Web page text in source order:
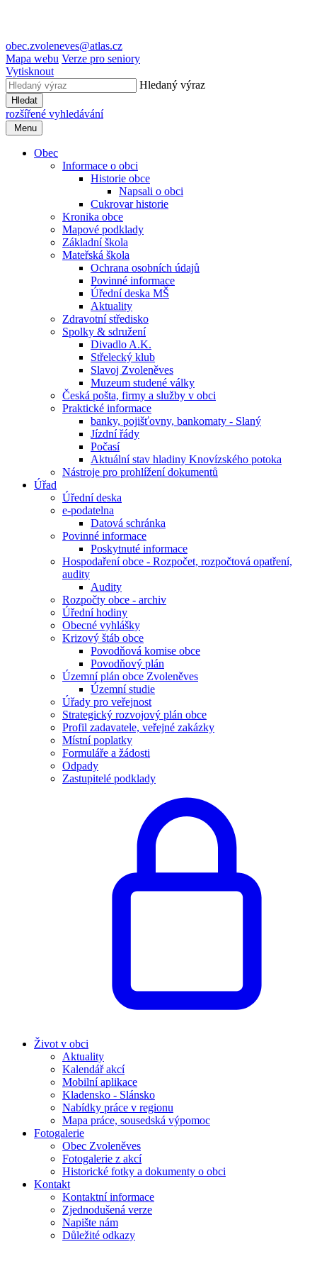
obec.zvoleneves@atlas.cz
Mapa webu Verze pro seniory
Vytisknout
Hledaný výraz
Hledat
rozšířené vyhledávání
Menu
Obec
Informace o obci
Historie obce
Napsali o obci
Cukrovar historie
Kronika obce
Mapové podklady
Základní škola
Mateřská škola
Ochrana osobních údajů
Povinné informace
Úřední deska MŠ
Aktuality
Zdravotní středisko
Spolky & sdružení
Divadlo A.K.
Střelecký klub
Slavoj Zvoleněves
Muzeum studené války
Česká pošta, firmy a služby v obci
Praktické informace
banky, pojišťovny, bankomaty - Slaný
Jízdní řády
Počasí
Aktuální stav hladiny Knovízského potoka
Nástroje pro prohlížení dokumentů
Úřad
Úřední deska
e-podatelna
Datová schránka
Povinné informace
Poskytnuté informace
Hospodaření obce - Rozpočet, rozpočtová opatření,
audity
Audity
Rozpočty obce - archiv
Úřední hodiny
Obecné vyhlášky
Krizový štáb obce
Povodňová komise obce
Povodňový plán
Územní plán obce Zvoleněves
Územní studie
Úřady pro veřejnost
Strategický rozvojový plán obce
Profil zadavatele, veřejné zakázky
Místní poplatky
Formuláře a žádosti
Odpady
Zastupitelé podklady
Život v obci
Aktuality
Kalendář akcí
Mobilní aplikace
Kladensko - Slánsko
Nabídky práce v regionu
Mapa práce, sousedská výpomoc
Fotogalerie
Obec Zvoleněves
Fotogalerie z akcí
Historické fotky a dokumenty o obci
Kontakt
Kontaktní informace
Zjednodušená verze
Napište nám
Důležité odkazy